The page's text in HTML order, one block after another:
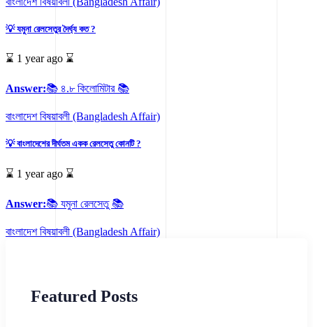
Featured Posts
💡 যমুনা রেলসেতুর দৈর্ঘ্য কত ?
⌛ 1 year ago ⌛
Answer:📚 ৪.৮ কিলোমিটার 📚
বাংলাদেশ বিষয়াবলী (Bangladesh Affair)
💡 বাংলাদেশের দীর্ঘতম একক রেলসেতু কোনটি ?
⌛ 1 year ago ⌛
Answer:📚 যমুনা রেলসেতু 📚
বাংলাদেশ বিষয়াবলী (Bangladesh Affair)